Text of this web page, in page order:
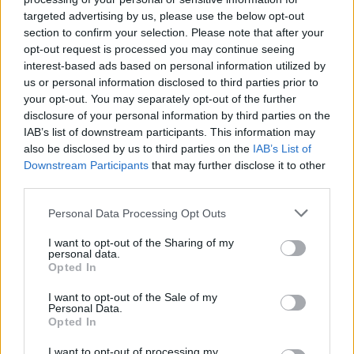
targeted advertising by us, please use the below opt-out
section to confirm your selection. Please note that after your
opt-out request is processed you may continue seeing
interest-based ads based on personal information utilized by
us or personal information disclosed to third parties prior to
your opt-out. You may separately opt-out of the further
disclosure of your personal information by third parties on the
IAB’s list of downstream participants. This information may
also be disclosed by us to third parties on the IAB’s List of
Downstream Participants that may further disclose it to other
Personal Data Processing Opt Outs
I want to opt-out of the Sharing of my
personal data.
Opted In
I want to opt-out of the Sale of my
Personal Data.
Opted In
Live στις 21:00, ο προημιτελικός της Εθνικής Νεανίδων κόντρα στη
Λιθουανία
νίκη της Ελλάδας στην
πώληση συμμετοχής στο Sofia
εκατ. ευρώ
Β.Σ. Καρούλιας: Τζίρος 98,7 εκατ. ευρώ και αύξηση κερδών 57% - Τα
νέα στοιχήματα σε low & non alcohol